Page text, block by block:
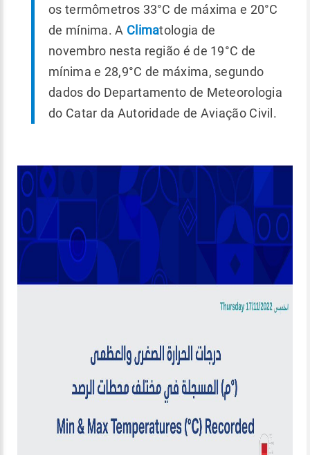
os termômetros 33°C de máxima e 20°C
de mínima. A Climatologia de
novembro nesta região é de 19°C de
mínima e 28,9°C de máxima, segundo
dados do Departamento de Meteorologia
do Catar da Autoridade de Aviação Civil.